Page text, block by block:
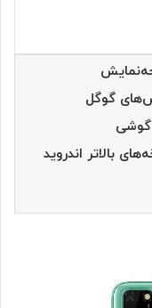
گوگل
بالاتر اندروید